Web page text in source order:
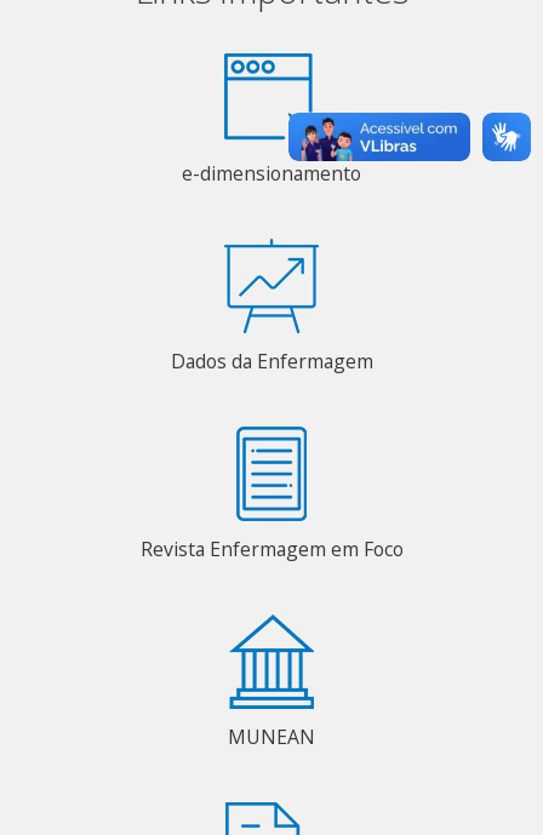
e-dimensionamento
Dados da Enfermagem
Revista Enfermagem em Foco
MUNEAN